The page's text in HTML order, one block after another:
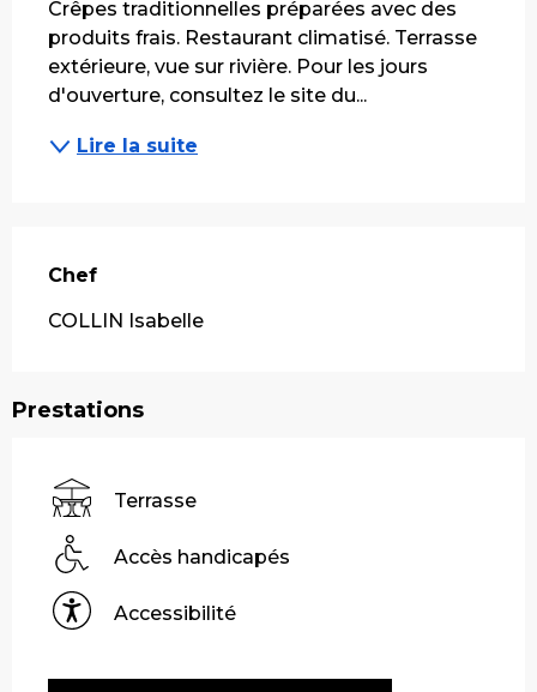
Crêpes traditionnelles préparées avec des
produits frais. Restaurant climatisé. Terrasse
extérieure, vue sur rivière. Pour les jours
d'ouverture, consultez le site du...
Lire la suite
Chef
Chef
COLLIN Isabelle
Prestations
Terrasse
Accès handicapés
Accessibilité